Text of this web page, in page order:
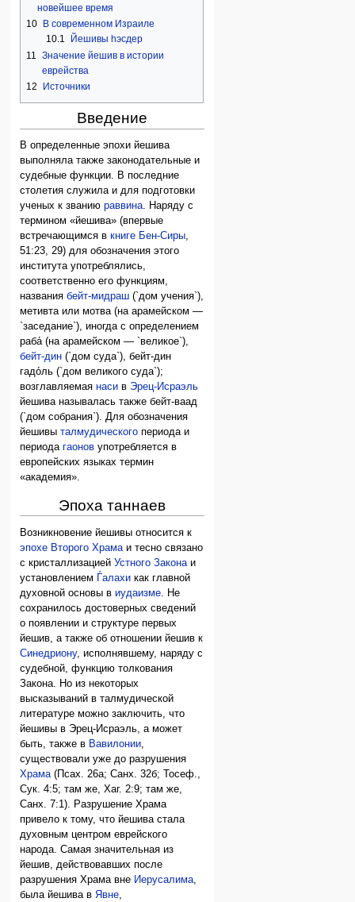
новейшее время
10
В современном Израиле
10.1
Йешивы hэсдер
11
Значение йешив в истории
еврейства
12
Источники
Введение
В определенные эпохи йешива
выполняла также законодательные и
судебные функции. В последние
столетия служила и для подготовки
ученых к званиюраввина. Наряду с
термином «йешива» (впервые
встречающимся вкниге Бен-Сиры,
51:23, 29) для обозначения этого
института употреблялись,
соответственно его функциям,
названиябейт-мидраш (`дом учения`),
метивта или мотва (на арамейском —
`заседание`), иногда с определением
раба́ (на арамейском — `великое`),
бейт-дин (`дом суда`), бейт-дин
гадо́ль (`дом великого суда`);
возглавляемаянаси в Эрец-Исраэль
йешива называлась также бейт-ваад
(`дом собрания`). Для обозначения
йешивыталмудического периода и
периодагаонов употребляется в
европейских языках термин
«академия».
Эпоха таннаев
Возникновение йешивы относится к
эпохе Второго Храма и тесно связано
с кристаллизациейУстного Закона и
установлением Ѓалахи как главной
духовной основы виудаизме . Не
сохранилось достоверных сведений
о появлении и структуре первых
йешив, а также об отношении йешив к
Синедриону, исполнявшему, наряду с
судебной, функцию толкования
Закона. Но из некоторых
высказываний в талмудической
литературе можно заключить, что
йешивы в Эрец-Исраэль, а может
быть, также в Вавилонии
существовали уже до разрушения
Храма (Псах. 26а; Санх. 32б; Тосеф.,
Сук. 4:5; там же, Хаг. 2:9; там же,
Санх. 7:1). Разрушение Храма
привело к тому, что йешива стала
духовным центром еврейского
народа. Самая значительная из
йешив, действовавших после
разрушения Храма вне Иерусалима
была йешива в Явне